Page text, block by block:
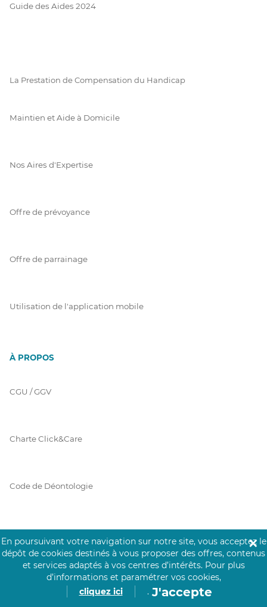
Guide des Aides 2024
La Prestation de Compensation du Handicap
Maintien et Aide à Domicile
Nos Aires d'Expertise
Offre de prévoyance
Offre de parrainage
Utilisation de l'application mobile
À PROPOS
CGU / GGV
Charte Click&Care
Code de Déontologie
Prérequis Click&Care
En poursuivant votre navigation sur notre site, vous acceptez le
dépôt de cookies destinés à vous proposer des offres, contenus
et services adaptés à vos centres d’intérêts. Pour plus
d’informations et paramétrer vos cookies,
cliquez ici
. J'accepte
✕